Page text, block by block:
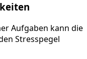
Aufgaben kann die
Stresspegel